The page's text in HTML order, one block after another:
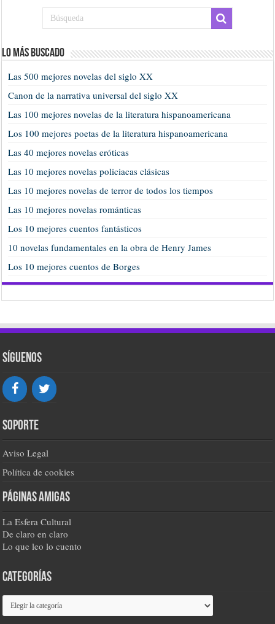
Lo más buscado
Las 500 mejores novelas del siglo XX
Canon de la narrativa universal del siglo XX
Las 100 mejores novelas de la literatura hispanoamericana
Los 100 mejores poetas de la literatura hispanoamericana
Las 40 mejores novelas eróticas
Las 10 mejores novelas policiacas clásicas
Las 10 mejores novelas de terror de todos los tiempos
Las 10 mejores novelas románticas
Los 10 mejores cuentos fantásticos
10 novelas fundamentales en la obra de Henry James
Los 10 mejores cuentos de Borges
Síguenos
Soporte
Aviso Legal
Política de cookies
Páginas amigas
La Esfera Cultural
De claro en claro
Lo que leo lo cuento
Categorías
Categorías